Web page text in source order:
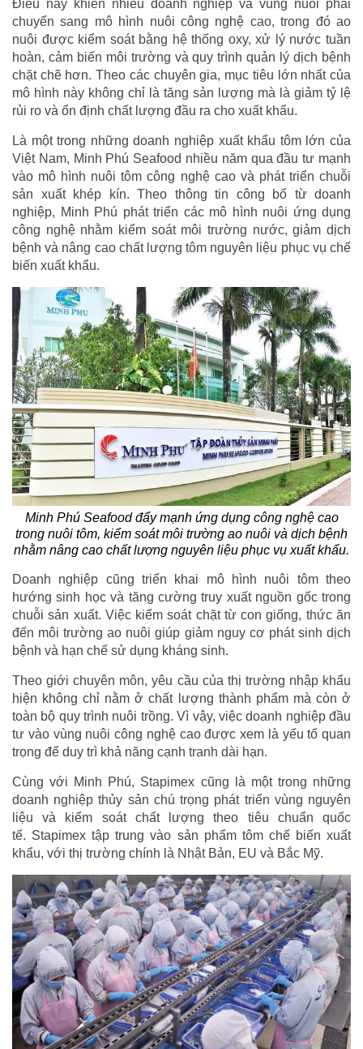
Điều này khiến nhiều doanh nghiệp và vùng nuôi phải
chuyển sang mô hình nuôi công nghệ cao, trong đó ao
nuôi được kiểm soát bằng hệ thống oxy, xử lý nước tuần
hoàn, cảm biến môi trường và quy trình quản lý dịch bệnh
chặt chẽ hơn. Theo các chuyên gia, mục tiêu lớn nhất của
mô hình này không chỉ là tăng sản lượng mà là giảm tỷ lệ
rủi ro và ổn định chất lượng đầu ra cho xuất khẩu.
Là một trong những doanh nghiệp xuất khẩu tôm lớn của
Việt Nam, Minh Phú Seafood nhiều năm qua đầu tư mạnh
vào mô hình nuôi tôm công nghệ cao và phát triển chuỗi
sản xuất khép kín. Theo thông tin công bố từ doanh
nghiệp, Minh Phú phát triển các mô hình nuôi ứng dụng
công nghệ nhằm kiểm soát môi trường nước, giảm dịch
bệnh và nâng cao chất lượng tôm nguyên liệu phục vụ chế
biến xuất khẩu.
Minh Phú Seafood đẩy mạnh ứng dụng công nghệ cao
trong nuôi tôm, kiểm soát môi trường ao nuôi và dịch bệnh
nhằm nâng cao chất lượng nguyên liệu phục vụ xuất khẩu.
Doanh nghiệp cũng triển khai mô hình nuôi tôm theo
hướng sinh học và tăng cường truy xuất nguồn gốc trong
chuỗi sản xuất. Việc kiểm soát chặt từ con giống, thức ăn
đến môi trường ao nuôi giúp giảm nguy cơ phát sinh dịch
bệnh và hạn chế sử dụng kháng sinh.
Theo giới chuyên môn, yêu cầu của thị trường nhập khẩu
hiện không chỉ nằm ở chất lượng thành phẩm mà còn ở
toàn bộ quy trình nuôi trồng. Vì vậy, việc doanh nghiệp đầu
tư vào vùng nuôi công nghệ cao được xem là yếu tố quan
trọng để duy trì khả năng cạnh tranh dài hạn.
Cùng với Minh Phú, Stapimex cũng là một trong những
doanh nghiệp thủy sản chú trọng phát triển vùng nguyên
liệu và kiểm soát chất lượng theo tiêu chuẩn quốc
tế. Stapimex tập trung vào sản phẩm tôm chế biến xuất
khẩu, với thị trường chính là Nhật Bản, EU và Bắc Mỹ.